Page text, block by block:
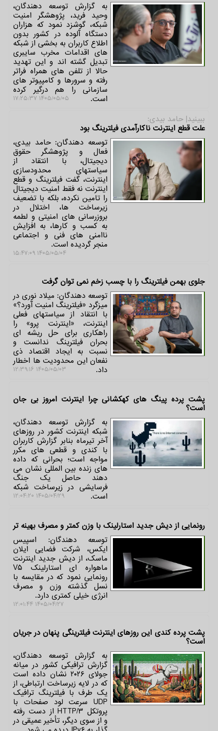
به گزارش توسعه دهندگان،
وحید فرید، پژوهشگر امنیت
شبکه، گوشزد نمود که هزاران
دستگاه آلوده در کشور بدون
اطلاع کاربران به بخشی از شبکه
های اقدامات مخرب سایبری
تبدیل گشته اند و این تهدید
حالا از تلفن های همراه فراتر
رفته و سرورها و کامپیوتر های
سازمانی را هم درگیر کرده
است. ۱۴۰۵/۰۵/۰۵ ۱۷:۲۵:۳۷
ببینید| حامد بیدی:
علت قطع اینترنت ناکارآمدی فیلترینگ بود
توسعه دهندگان: حامد بیدی،
فعال و پژوهشگر حقوق
دیجیتال، با انتقاد از
سیاستهای محدودسازی
اینترنت، گفت فیلترینگ و قطع
اینترنت نه فقط امنیت دیجیتال
را تامین نکرده، بلکه با تضعیف
زیرساخت ها، اختلال در
بروزرسانی های امنیتی و لطمه
به کسب و کارها، به افزایش
ناامنی های فنی و اجتماعی
منجر گردیده است.
۱۴۰۵/۰۵/۰۴ ۱۵:۴۷:۰۹
جلوی بهمن فیلترینگ را با چسب زخم نمی توان گرفت
توسعه دهندگان: میلاد نوری در
میزگرد «فیلترینگ امنیت آورد؟»
با انتقاد از سیاستهای فعلی
اینترنت، «اینترنت پرو» را
راهکاری برای حل ریشه ای
بحران فیلترینگ ندانست و
نسبت به ایجاد اقتصاد ذی
نفعان این محدودیت ها اخطار
داد. ۱۴۰۵/۰۵/۰۳ ۱۲:۳۹:۱۶
پشت پرده پینگ های کهکشانی چرا اینترنت امروز بی جان
است؟
به گزارش توسعه دهندگان،
شبکه اینترنت کشور در روزهای
آخر تیرماه بنابر گزارش کاربران
با کندی و قطعی های مکرر
مواجه است؛ بحرانی که داده
های زنده بین المللی نشان می
دهند حاصل یک جنگ
فرسایشی در زیرساخت شبکه
است. ۱۴۰۵/۰۴/۲۹ ۱۲:۰۴:۲۰
رونمایی از دیش جدید استارلینک با وزن کمتر و مصرف بهینه تر
توسعه دهندگان: اسپیس
ایکس، شرکت فضایی ایلان
ماسک، از دیش جدید اینترنت
ماهواره ای استارلینک V۵
رونمایی نمود که در مقایسه با
نسل گذشته وزن و مصرف
انرژی خیلی کمتری دارد.
۱۴۰۵/۰۴/۲۷ ۱۲:۰۱:۴۴
پشت پرده کندی این روزهای اینترنت فیلترینگی پنهان در جریان
است؟
به گزارش توسعه دهندگان،
گزارش ترافیکی کشور در میانه
جولای ۲۰۲۶ نشان داده است
که در لایه زیرساخت ارتباطی، از
یک طرف با فیلترینگ ترافیک
UDP سرعت لود صفحات با
پروتکل HTTP/۳ از دست رفته
و از سوی دیگر، تأخیر عمیقی در